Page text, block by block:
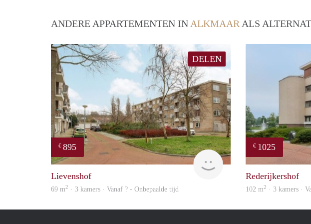
ANDERE APPARTEMENTEN IN ALKMAAR ALS
DELEN
€ 895
rent
Lievenshof
69 m2 · 3 kamers · Vanaf ? - Onbepaalde tijd
€ 1025
Rederijkershof
102 m2 · 3 kamers ·